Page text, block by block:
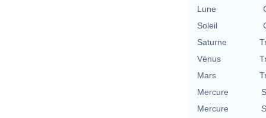
Lune
Soleil
Saturne
Vénus
Mars
Mercure
Mercure